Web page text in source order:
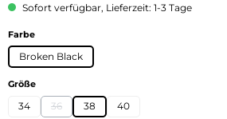
Sofort verfügbar, Lieferzeit: 1-3 Tage
Farbeauswählen
Broken Black
Größeauswählen
34 36
(Diese Option ist zurzeit nicht verfügbar.)
38 40